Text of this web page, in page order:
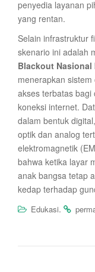
penyedia layanan
yang rentan.
Selain infrastruktur
skenario ini adalah
Blackout Nasional
menerapkan
akses terbatas bagi
koneksi internet.
dalam bentuk
optik dan analog
elektromagnetik
bahwa ketika layar
anak bangsa tetap
kedap terhadap
Edukasi.